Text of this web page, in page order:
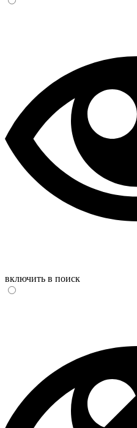
включить в поиск